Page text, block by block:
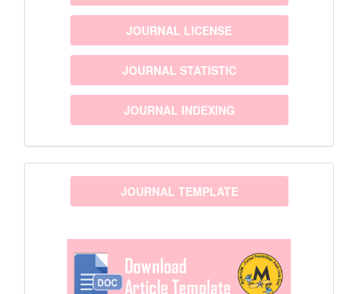
JOURNAL LICENSE
JOURNAL STATISTIC
JOURNAL INDEXING
templateJOURNAL TEMPLATE